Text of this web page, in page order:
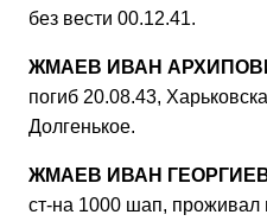
без вести 00.12.41.
ЖМАЕВ ИВАН
погиб 20.08.43,
Долгенькое.
ЖМАЕВ ИВАН
ст-на 1000 шап, проживал